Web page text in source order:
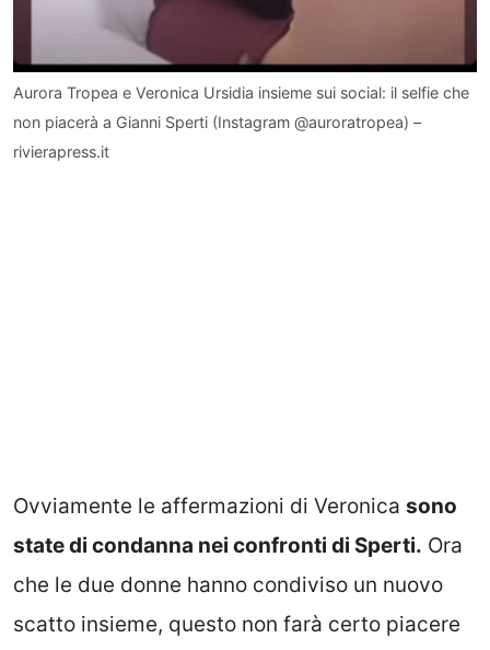
Aurora Tropea e Veronica Ursidia insieme sui social: il selfie che
non piacerà a Gianni Sperti (Instagram @auroratropea) –
rivierapress.it
Ovviamente le affermazioni di Veronica sono
state di condanna nei confronti di Sperti. Ora
che le due donne hanno condiviso un nuovo
scatto insieme, questo non farà certo piacere